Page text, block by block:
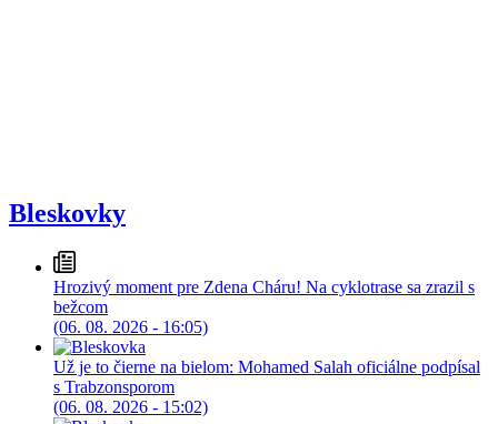
Bleskovky
Hrozivý moment pre Zdena Cháru! Na cyklotrase sa zrazil s
bežcom
(06. 08. 2026 - 16:05)
Už je to čierne na bielom: Mohamed Salah oficiálne podpísal
s Trabzonsporom
(06. 08. 2026 - 15:02)